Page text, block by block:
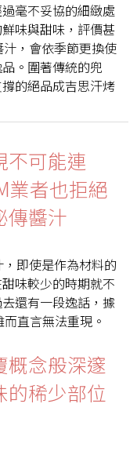
毫不妥協的細緻處
味與甜味，評價甚
，會依季節更換使
。圍著傳統的兜
的絕品成吉思汗烤
不可能連
業者也拒絕
傳醬汁
即使是作為材料的
味較少的時期就不
還有一段逸話，據
直言無法重現。
概念般深邃
的稀少部位